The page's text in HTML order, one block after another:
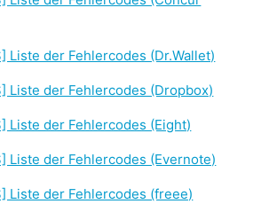
Liste der Fehlercodes (Dr.Wallet)
Liste der Fehlercodes (Dropbox)
Liste der Fehlercodes (Eight)
Liste der Fehlercodes (Evernote)
Liste der Fehlercodes (freee)